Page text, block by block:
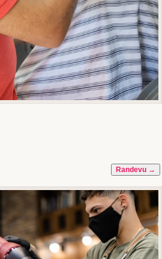
Randevu →